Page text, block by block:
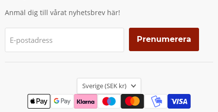
Anmäl dig till vårat nyhetsbrev här!
E-postadress Prenumerera
Land
Sverige (SEK kr)